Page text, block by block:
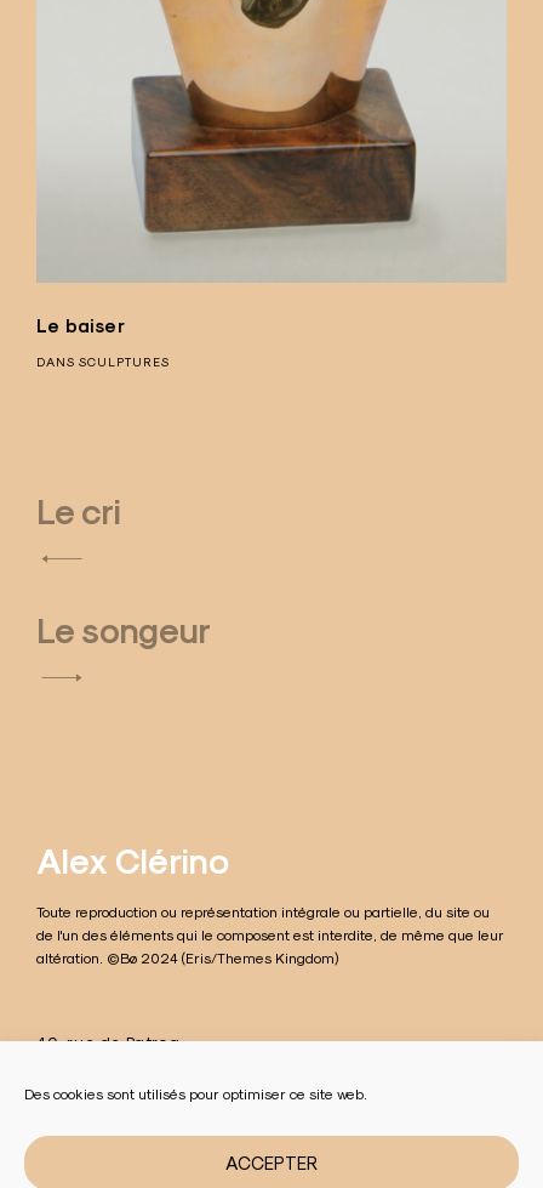
Des cookies sont utilisés pour optimiser ce site web.
ACCEPTER
Le baiser
DANS SCULPTURES
N
a
v
t
i
o
d
e
l
Le cri
Le songeur
Alex Clérino
Toute reproduction ou représentation intégrale ou partielle, du site ou
de l'un des éléments qui le composent est interdite, de même que leur
altération. ©Bø 2024 (Eris/Themes Kingdom)
40, rue de Patroa
France
infoalex@clerino.fr